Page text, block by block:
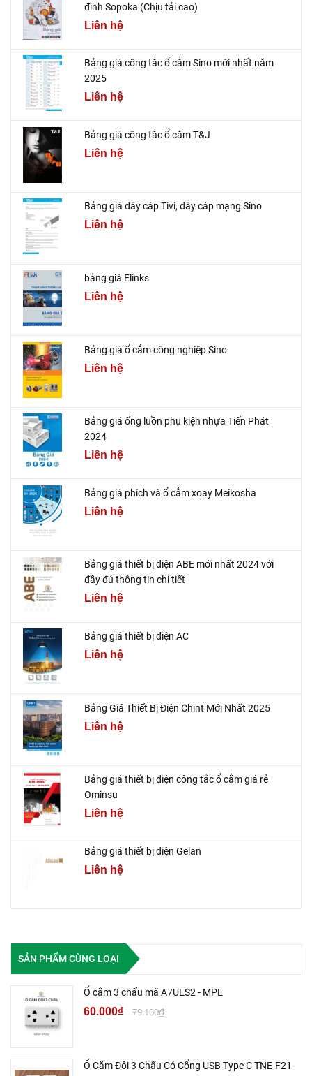
đình Sopoka (Chịu tải cao)
Liên hệ
Bảng giá công tắc ổ cắm Sino mới nhất năm
2025
Liên hệ
Bảng giá công tắc ổ cắm T&J
Liên hệ
Bảng giá dây cáp Tivi, dây cáp mạng Sino
Liên hệ
bảng giá Elinks
Liên hệ
Bảng giá ổ cắm công nghiệp Sino
Liên hệ
Bảng giá ống luồn phụ kiện nhựa Tiến Phát
2024
Liên hệ
Bảng giá phích và ổ cắm xoay Meikosha
Liên hệ
Bảng giá thiết bị điện ABE mới nhất 2024 với
đầy đủ thông tin chi tiết
Liên hệ
Bảng giá thiết bị điện AC
Liên hệ
Bảng Giá Thiết Bị Điện Chint Mới Nhất 2025
Liên hệ
Bảng giá thiết bị điện công tắc ổ cắm giá rẻ
Ominsu
Liên hệ
Bảng giá thiết bị điện Gelan
Liên hệ
SẢN PHẨM CÙNG LOẠI
Ổ cắm 3 chấu mã A7UES2 - MPE
60.000₫ 79.100₫
Ổ Cắm Đôi 3 Chấu Có Cổng USB Type C TNE-F21-